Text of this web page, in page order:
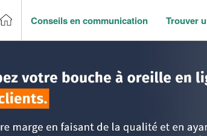
Conseils en communication Trouver